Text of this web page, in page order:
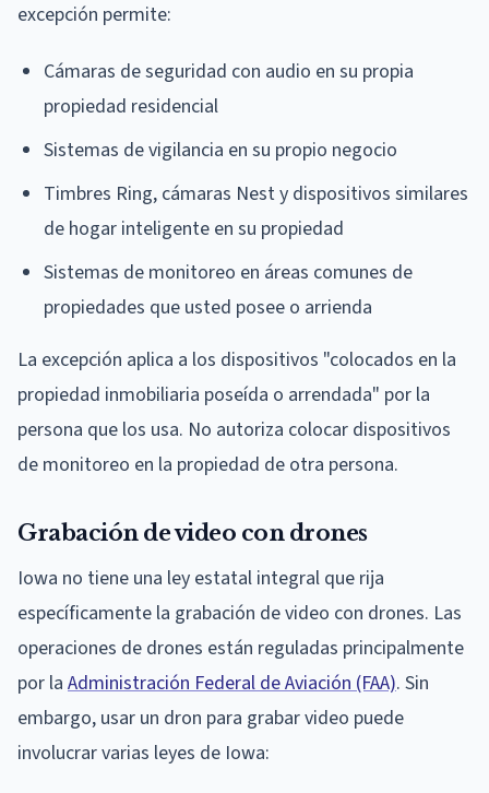
excepción permite:
Cámaras de seguridad con audio en su propia
propiedad residencial
Sistemas de vigilancia en su propio negocio
Timbres Ring, cámaras Nest y dispositivos similares
de hogar inteligente en su propiedad
Sistemas de monitoreo en áreas comunes de
propiedades que usted posee o arrienda
La excepción aplica a los dispositivos "colocados en la
propiedad inmobiliaria poseída o arrendada" por la
persona que los usa. No autoriza colocar dispositivos
de monitoreo en la propiedad de otra persona.
Grabación de video con drones
Iowa no tiene una ley estatal integral que rija
específicamente la grabación de video con drones. Las
operaciones de drones están reguladas principalmente
por la Administración Federal de Aviación (FAA). Sin
embargo, usar un dron para grabar video puede
involucrar varias leyes de Iowa: